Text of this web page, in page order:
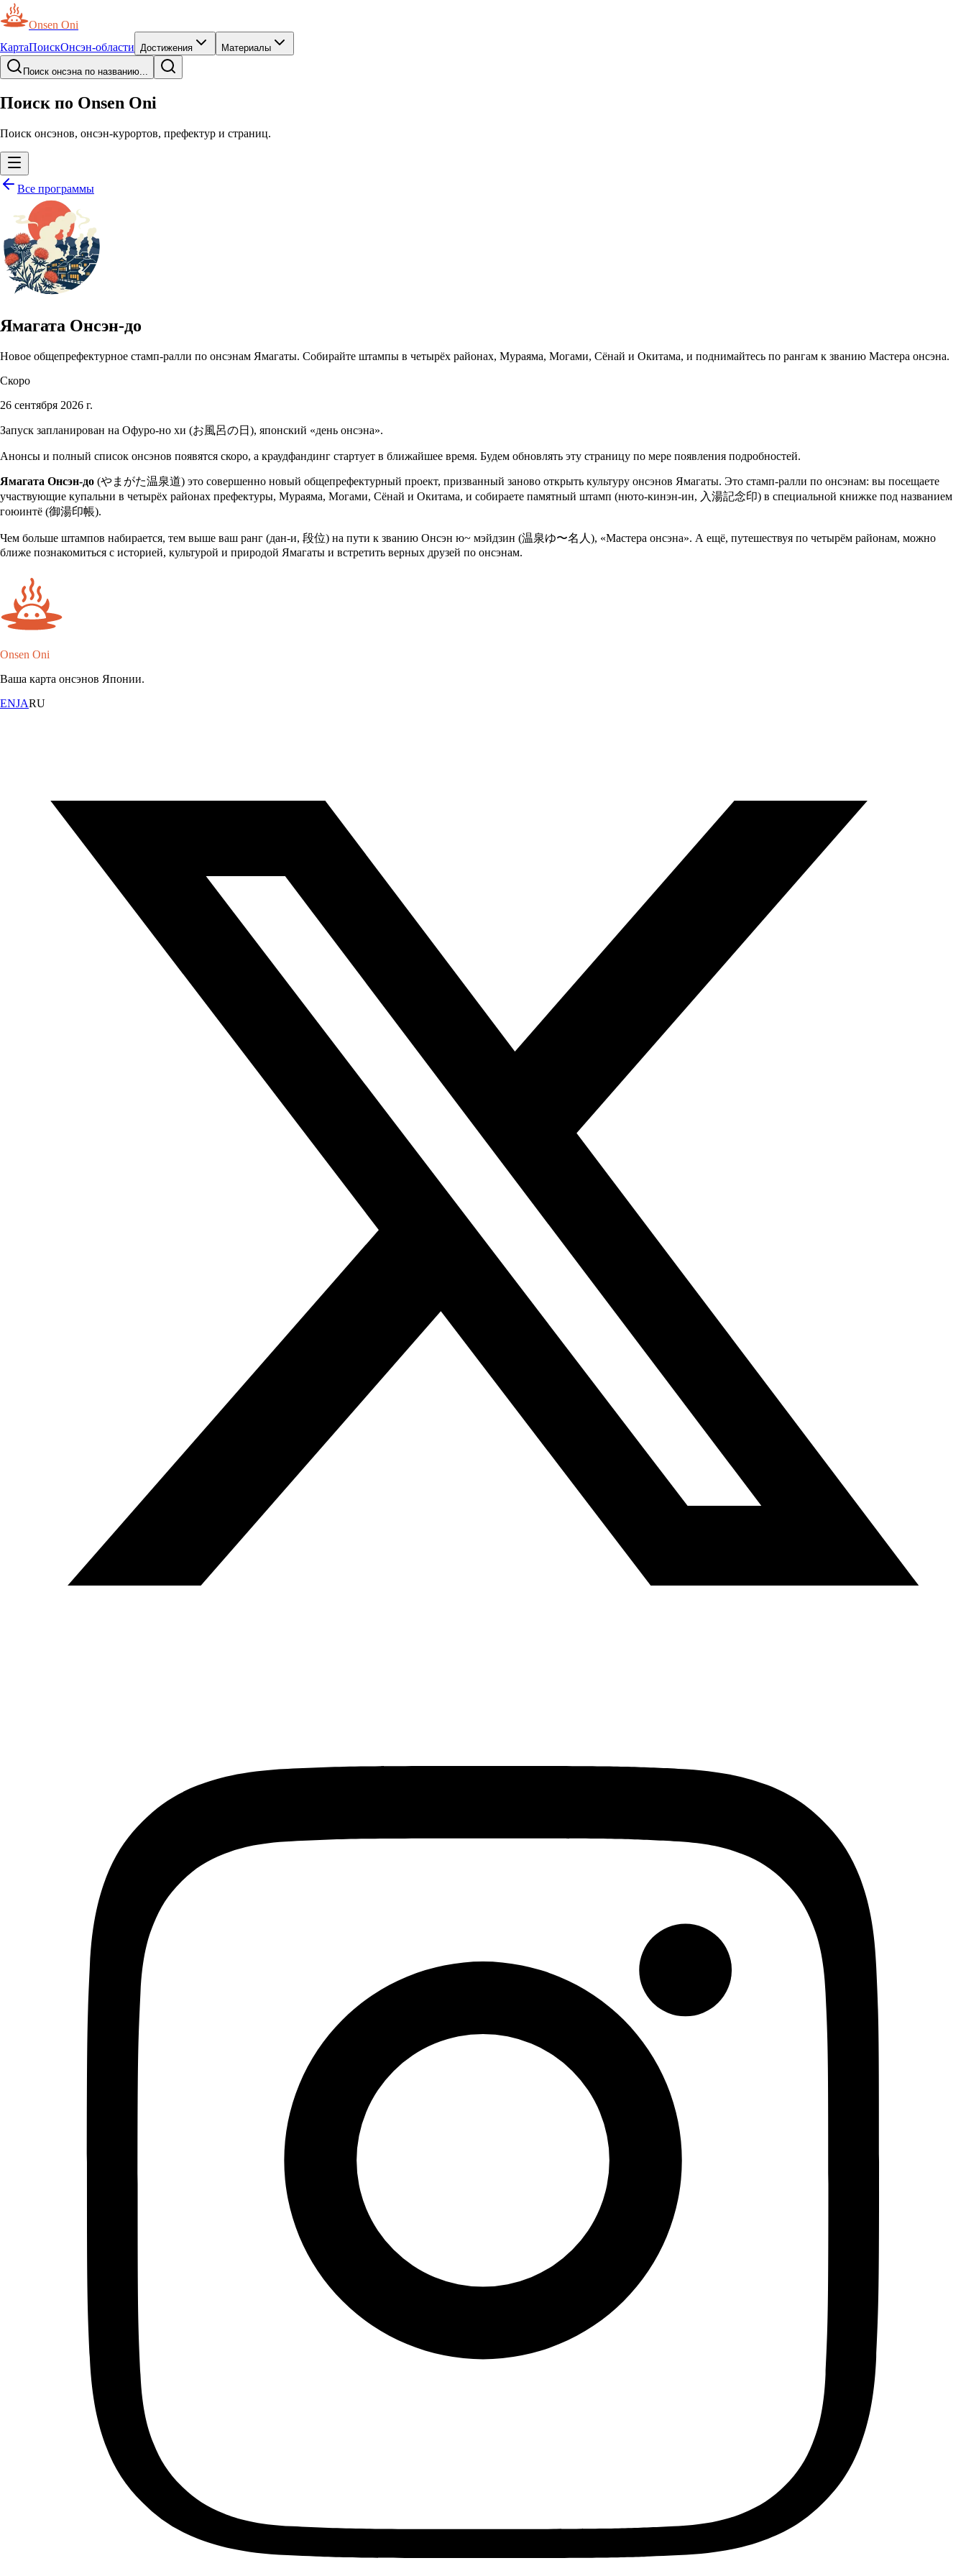
Onsen Oni
КартаПоискОнсэн-области Достижения Материалы
Поиск онсэна по названию...
Поиск по Onsen Oni
Поиск онсэнов, онсэн-курортов, префектур и страниц.
Все программы
Ямагата Онсэн-до
Новое общепрефектурное стамп-ралли по онсэнам Ямагаты. Собирайте штампы в четырёх районах, Мураяма, Могами, Сёнай и Окитама, и поднимайтесь по рангам к званию Мастера онсэна.
Скоро
26 сентября 2026 г.
Запуск запланирован на Офуро-но хи (お風呂の日), японский «день онсэна».
Анонсы и полный список онсэнов появятся скоро, а краудфандинг стартует в ближайшее время. Будем обновлять эту страницу по мере появления подробностей.
Ямагата Онсэн-до (やまがた温泉道) это совершенно новый общепрефектурный проект, призванный заново открыть культуру онсэнов Ямагаты. Это стамп-ралли по онсэнам: вы посещаете
участвующие купальни в четырёх районах префектуры, Мураяма, Могами, Сёнай и Окитама, и собираете памятный штамп (нюто-кинэн-ин, 入湯記念印) в специальной книжке под названием
гоюинтё (御湯印帳).
Чем больше штампов набирается, тем выше ваш ранг (дан-и, 段位) на пути к званию Онсэн ю~ мэйдзин (温泉ゆ〜名人), «Мастера онсэна». А ещё, путешествуя по четырём районам, можно
ближе познакомиться с историей, культурой и природой Ямагаты и встретить верных друзей по онсэнам.
Onsen Oni
Ваша карта онсэнов Японии.
ENJARU